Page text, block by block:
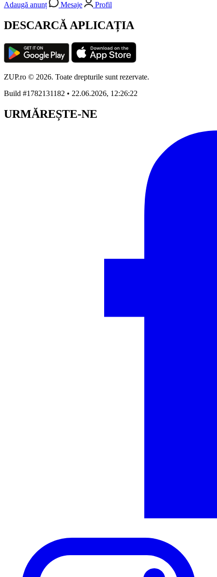
Adaugă anunț Mesaje Profil
DESCARCĂ APLICAȚIA
ZUP.ro © 2026. Toate drepturile sunt rezervate.
Build #1782131182 • 22.06.2026, 12:26:22
URMĂREȘTE-NE